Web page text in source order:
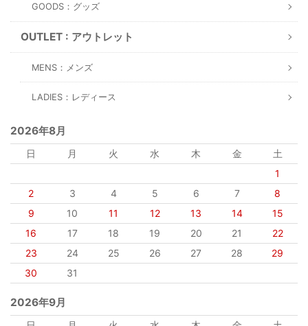
GOODS：グッズ
OUTLET : アウトレット
MENS：メンズ
LADIES：レディース
2026年8月
日 月 火 水 木 金
土
1
2
3 4 5 6 7
8
9
10 11 12 13 14
15
16
17 18 19 20 21
22
23
24 25 26 27 28
29
30
31
2026年9月